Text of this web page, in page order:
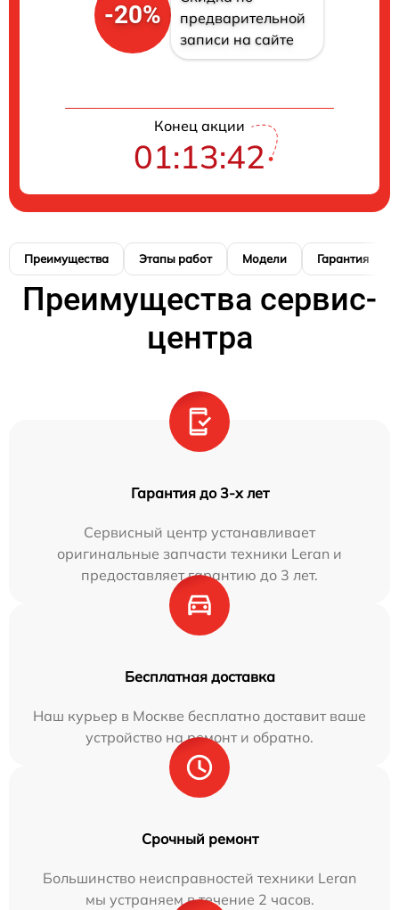
-20%
предварительной
записи на сайте
Конец акции
01:13:41
Преимущества Этапы работ Модели Гарантия
Преимущества сервис-
центра
Гарантия до 3-х лет
Сервисный центр устанавливает
оригинальные запчасти техники Leran и
предоставляет гарантию до 3 лет.
Бесплатная доставка
Наш курьер в Москве бесплатно доставит ваше
устройство на ремонт и обратно.
Срочный ремонт
Большинство неисправностей техники Leran
мы устраняем в течение 2 часов.